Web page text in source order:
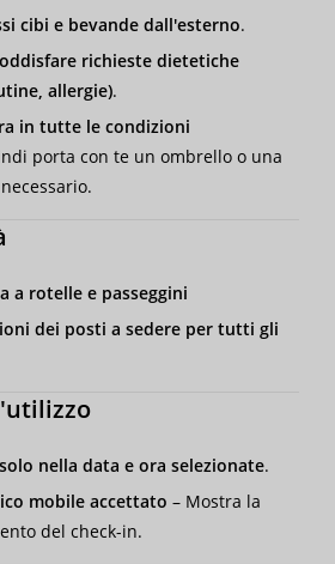
cibi e bevande dall'esterno.
richieste dietetiche
allergie).
in tutte le condizioni
porta con te un ombrello o una
a rotelle e passeggini
dei posti a sedere per tutti gli
nella data e ora selezionate.
mobile accettato – Mostra la
del check-in.